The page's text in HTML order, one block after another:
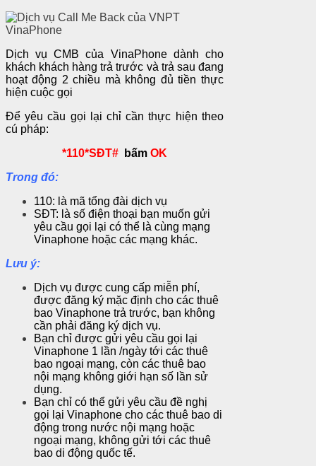
Dịch vụ CMB của VinaPhone dành cho
khách khách hàng trả trước và trả sau đang
hoạt động 2 chiều mà không đủ tiền thực
hiện cuộc gọi
Để yêu cầu gọi lại chỉ cần thực hiện theo
cú pháp:
*110*SĐT#
bấm OK
Trong đó:
110: là mã tổng đài dịch vụ
SĐT: là số điện thoại bạn muốn gửi
yêu cầu gọi lại có thể là cùng mạng
Vinaphone hoặc các mạng khác.
Lưu ý:
Dịch vụ được cung cấp miễn phí,
được đăng ký mặc định cho các thuê
bao Vinaphone trả trước, bạn không
cần phải đăng ký dịch vụ.
Bạn chỉ được gửi yêu cầu gọi lại
Vinaphone 1 lần /ngày tới các thuê
bao ngoại mạng, còn các thuê bao
nội mạng không giới hạn số lần sử
dụng.
Bạn chỉ có thể gửi yêu cầu đề nghị
gọi lại Vinaphone cho các thuê bao di
động trong nước nội mạng hoặc
ngoại mạng, không gửi tới các thuê
bao di động quốc tế.